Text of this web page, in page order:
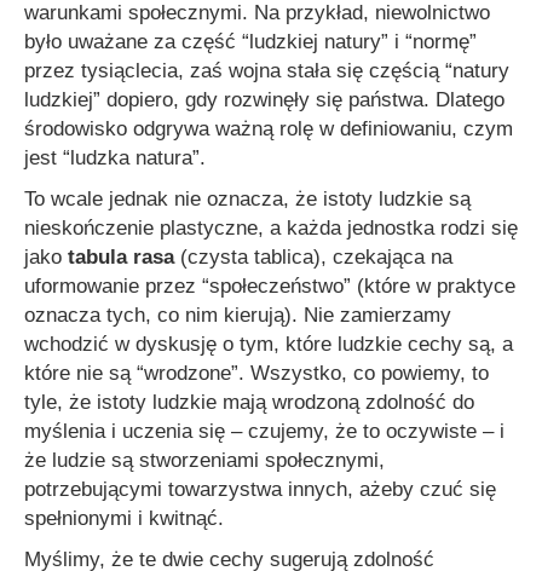
warunkami społecznymi. Na przykład, niewolnictwo
było uważane za część “ludzkiej natury” i “normę”
przez tysiąclecia, zaś wojna stała się częścią “natury
ludzkiej” dopiero, gdy rozwinęły się państwa. Dlatego
środowisko odgrywa ważną rolę w definiowaniu, czym
jest “ludzka natura”.
To wcale jednak nie oznacza, że istoty ludzkie są
nieskończenie plastyczne, a każda jednostka rodzi się
jako tabula rasa(czysta tablica), czekająca na
uformowanie przez “społeczeństwo” (które w praktyce
oznacza tych, co nim kierują). Nie zamierzamy
wchodzić w dyskusję o tym, które ludzkie cechy są, a
które nie są “wrodzone”. Wszystko, co powiemy, to
tyle, że istoty ludzkie mają wrodzoną zdolność do
myślenia i uczenia się – czujemy, że to oczywiste – i
że ludzie są stworzeniami społecznymi,
potrzebującymi towarzystwa innych, ażeby czuć się
spełnionymi i kwitnąć.
Myślimy, że te dwie cechy sugerują zdolność